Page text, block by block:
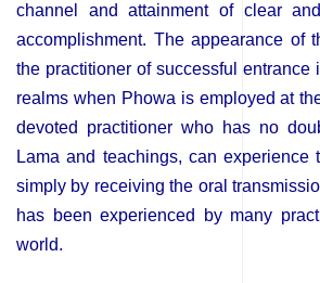
channel and attainment of clear
accomplishment. The appearance of
the practitioner of successful entrance
realms when Phowa is employed at
devoted practitioner who has no
Lama and teachings, can experience
simply by receiving the oral
has been experienced by many
world.